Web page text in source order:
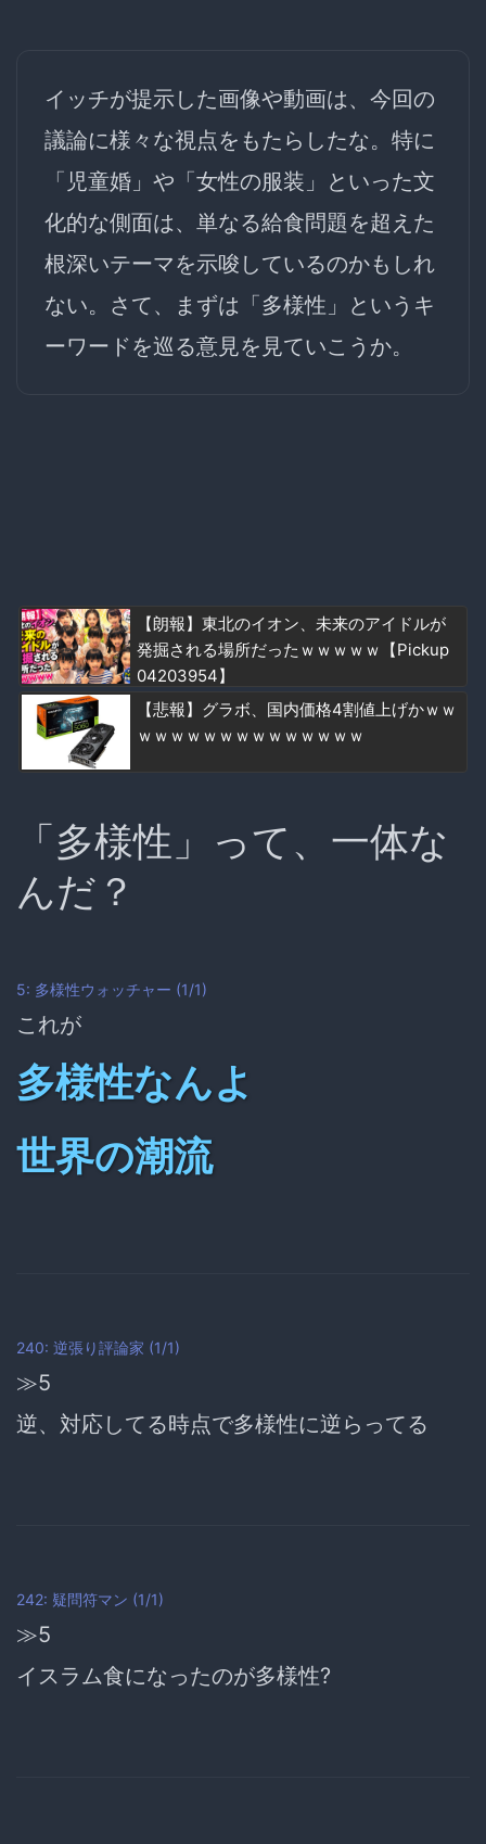
イッチが提示した画像や動画は、今回の
議論に様々な視点をもたらしたな。特に
「児童婚」や「女性の服装」といった文
化的な側面は、単なる給食問題を超えた
根深いテーマを示唆しているのかもしれ
ない。さて、まずは「多様性」というキ
ーワードを巡る意見を見ていこうか。
【朗報】東北のイオン、未来のアイドルが
発掘される場所だったｗｗｗｗｗ【Pickup
04203954】
【悲報】グラボ、国内価格4割値上げかｗｗ
ｗｗｗｗｗｗｗｗｗｗｗｗｗｗ
「多様性」って、一体な
んだ？
5: 多様性ウォッチャー (1/1)
これが
多様性なんよ
世界の潮流
240: 逆張り評論家 (1/1)
≫5
逆、 対応してる時点で多様性に逆らってる
242: 疑問符マン (1/1)
≫5
イスラム食になったのが多様性?